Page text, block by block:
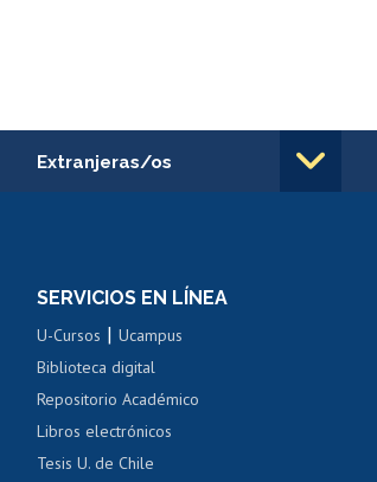
Extranjeras/os
Cursos de español
SERVICIOS EN LÍNEA
U-Cursos |Ucampus
Biblioteca digital
Repositorio Académico
Libros electrónicos
Tesis U. de Chile